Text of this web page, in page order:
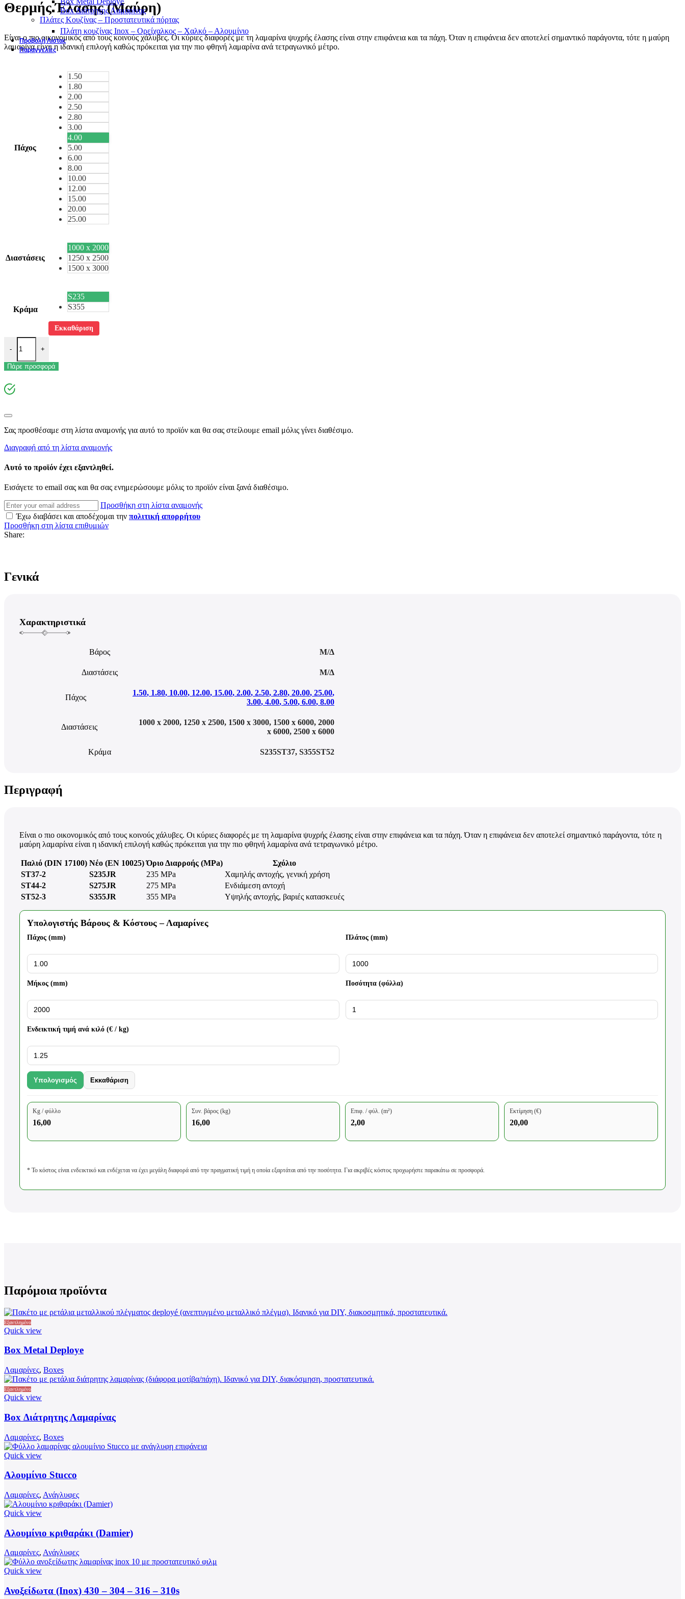
Box Διάτρητης Λαμαρίνας
Πλάτες Κουζίνας – Προστατευτικά πόρτας
Πλάτη κουζίνας Inox – Ορείχαλκος – Χαλκό – Αλουμίνιο
Προβολή Λίστας
Παραγγελίες
Θερμής Έλασης (Μαύρη)
Είναι ο πιο οικονομικός από τους κοινούς χάλυβες. Οι κύριες διαφορές με τη λαμαρίνα ψυχρής έλασης είναι στην επιφάνεια και τα πάχη. Όταν η επιφάνεια δεν αποτελεί σημαντικό παράγοντα, τότε η μαύρη
λαμαρίνα είναι η ιδανική επιλογή καθώς πρόκειται για την πιο φθηνή λαμαρίνα ανά τετραγωνικό μέτρο.
Πάχος
1.50
1.80
2.00
2.50
2.80
3.00
4.00
5.00
6.00
8.00
10.00
12.00
15.00
20.00
25.00
Διαστάσεις
1000 x 2000
1250 x 2500
1500 x 3000
Κράμα
S235
S355
Εκκαθάριση
-
Θερμής Έλασης (Μαύρη) ποσότητα
+
Πάρε προσφορά
Σας προσθέσαμε στη λίστα αναμονής για αυτό το προϊόν και θα σας στείλουμε email μόλις γίνει διαθέσιμο.
Διαγραφή από τη λίστα αναμονής
Αυτό το προϊόν έχει εξαντληθεί.
Εισάγετε το email σας και θα σας ενημερώσουμε μόλις το προϊόν είναι ξανά διαθέσιμο.
Προσθήκη στη λίστα αναμονής
Έχω διαβάσει και αποδέχομαι την πολιτική απορρήτου
Προσθήκη στη λίστα επιθυμιών
Share:
Γενικά
Χαρακτηριστικά
Βάρος Μ/Δ
Διαστάσεις Μ/Δ
Πάχος
1.50, 1.80, 10.00, 12.00, 15.00, 2.00, 2.50, 2.80, 20.00, 25.00,
3.00, 4.00, 5.00, 6.00, 8.00
Διαστάσεις
1000 x 2000, 1250 x 2500, 1500 x 3000, 1500 x 6000, 2000
x 6000, 2500 x 6000
Κράμα S235ST37, S355ST52
Περιγραφή
Είναι ο πιο οικονομικός από τους κοινούς χάλυβες. Οι κύριες διαφορές με τη λαμαρίνα ψυχρής έλασης είναι στην επιφάνεια και τα πάχη. Όταν η επιφάνεια δεν αποτελεί σημαντικό παράγοντα, τότε η
μαύρη λαμαρίνα είναι η ιδανική επιλογή καθώς πρόκειται για την πιο φθηνή λαμαρίνα ανά τετραγωνικό μέτρο.
Παλιό (DIN 17100) Νέο (EN 10025) Όριο Διαρροής (MPa)
Σχόλιο
ST37-2
S235JR 235 MPa
Χαμηλής αντοχής, γενική χρήση
ST44-2
S275JR 275 MPa
Ενδιάμεση αντοχή
ST52-3
S355JR 355 MPa Υψηλής αντοχής, βαριές κατασκευές
Υπολογιστής Βάρους & Κόστους – Λαμαρίνες
Πάχος (mm) Πλάτος (mm)
Μήκος (mm) Ποσότητα (φύλλα)
Ενδεικτική τιμή ανά κιλό (€ / kg)
Υπολογισμός Εκκαθάριση
Kg / φύλλο
16,00
Συν. βάρος (kg)
16,00
Επιφ. / φύλ. (m²)
2,00
Εκτίμηση (€)
20,00
* Το κόστος είναι ενδεικτικό και ενδέχεται να έχει μεγάλη διαφορά από την πραγματική τιμή η οποία εξαρτάται από την ποσότητα. Για ακριβές κόστος προχωρήστε παρακάτω σε προσφορά.
Παρόμοια προϊόντα
Εξαντλημένο
Quick view
Box Metal Deploye
Λαμαρίνες, Boxes
Εξαντλημένο
Quick view
Box Διάτρητης Λαμαρίνας
Λαμαρίνες, Boxes
Quick view
το
έχει
πολλαπλές
παραλλαγές.
Οι
επιλογές
μπορούν
επιλεγούν
στη
σελίδα
προϊόντος
Αλουμίνιο Stucco
Λαμαρίνες, Ανάγλυφες
Quick view
το
προϊόν
έχει
πολλαπλές
παραλλαγές.
Οι
επιλογές
μπορούν
Αλουμίνιο κριθαράκι (Damier)
Λαμαρίνες, Ανάγλυφες
Quick view
το
Ανοξείδωτα (Inox) 430 – 304 – 316 – 310s